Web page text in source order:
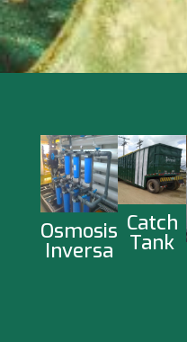
Osmosis
Inversa
Catch
Tank